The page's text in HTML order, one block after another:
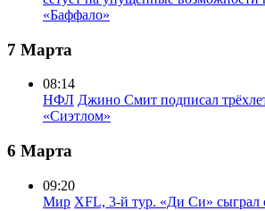
«Баффало»
7 Марта
08:14
НФЛ Джино Смит подписал
«Сиэтлом»
6 Марта
09:20
Мир XFL, 3-й тур. «Ди Си» сыграл